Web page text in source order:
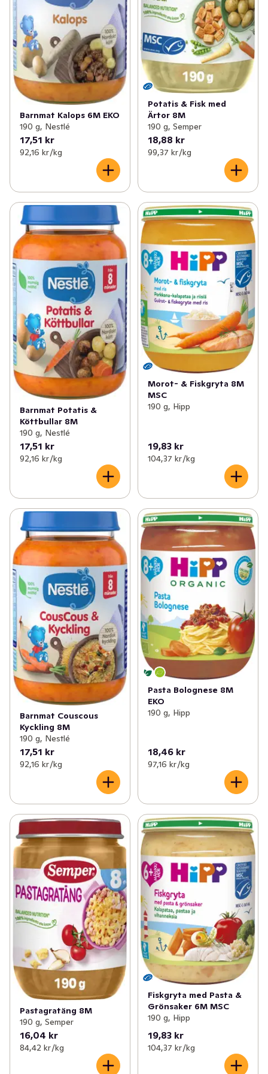
Barnmat Kalops 6M EKO
190 g, Nestlé
17,51 kr
92,16 kr /kg
Potatis & Fisk med
Ärtor 8M
190 g, Semper
18,88 kr
99,37 kr /kg
Barnmat Potatis &
Köttbullar 8M
190 g, Nestlé
17,51 kr
92,16 kr /kg
Morot- & Fiskgryta 8M
MSC
190 g, Hipp
19,83 kr
104,37 kr /kg
Barnmat Couscous
Kyckling 8M
190 g, Nestlé
17,51 kr
92,16 kr /kg
Pasta Bolognese 8M
EKO
190 g, Hipp
18,46 kr
97,16 kr /kg
Pastagratäng 8M
190 g, Semper
16,04 kr
84,42 kr /kg
Fiskgryta med Pasta &
Grönsaker 6M MSC
190 g, Hipp
19,83 kr
104,37 kr /kg